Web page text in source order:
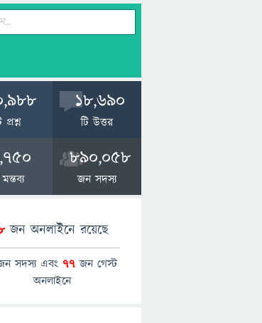
প্রশ্ন
18,690
টি উত্তর
890,058
জন সদস্য
জন অনলাইনে রয়েছে
সদস্য এবং 77জন গেস্ট
অনলাইনে